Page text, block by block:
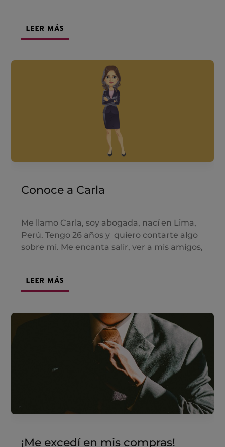
LEER MÁS
Conoce a Carla
Me llamo Carla, soy abogada, nací en Lima,
Perú. Tengo 26 años y quiero contarte algo
sobre mi. Me encanta salir, ver a mis amigos,
LEER MÁS
¡Me excedí en mis compras!